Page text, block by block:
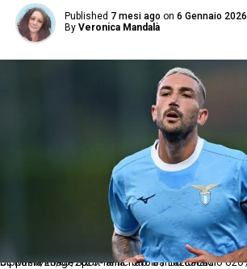
Published 7 mesi ago on 6 Gennaio 2026
By Veronica Mandalà
Dc Roma 20/07/2025 - amichevole / Lazio-Lazio U20 / foto Domenico Cippitelli/Image Sport nella foto: Danilo Cataldi